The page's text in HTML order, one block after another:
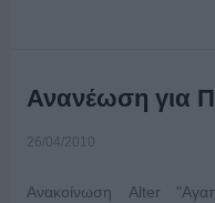
Ανανέωση για
26/04/2010
Ανακοίνωση Alter